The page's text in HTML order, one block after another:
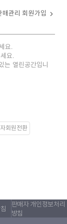
매관리 회원가입
요.
요.
는 열린공간입니
회원전환
판매자 개인정보처리
방침